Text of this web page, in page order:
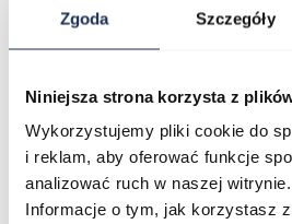
Zgoda Szczegóły
Niniejsza strona korzysta z
Wykorzystujemy pliki cookie do
i reklam, aby oferować funkcje
analizować ruch w naszej witrynie.
Informacje o tym, jak korzystasz
O marce
Opinie